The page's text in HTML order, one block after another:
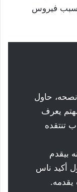
بسبب فيروس
حاول
يعرف
ب تنتقده
بيقدم
أكيد ناس